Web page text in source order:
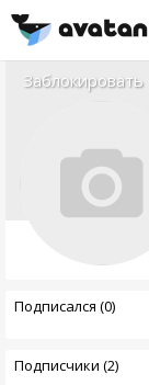
Заблокировать
Подписался (0)
Подписчики (2)